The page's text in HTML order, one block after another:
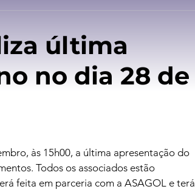
última
no dia 28 de
às 15h00, a última apresentação do
Todos os associados estão
feita em parceria com a ASAGOL e terá